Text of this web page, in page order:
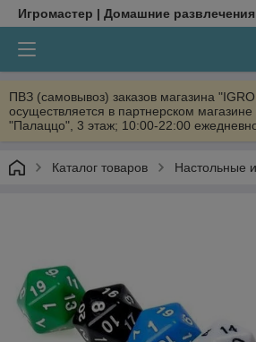
Игромастер | Домашние развлечения
ПВЗ (самовывоз) заказов магазина
осуществляется в партнерском
"Палаццо", 3 этаж; 10:00-22:00
Каталог товаров Настольные